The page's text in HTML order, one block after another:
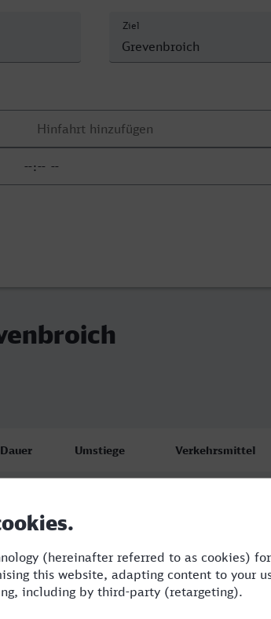
Ziel
Dauer Umstiege Verkehrsmittel
3:15 3 BUS,RE,ICE,VIA